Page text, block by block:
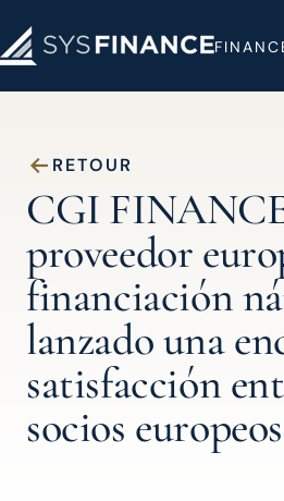
RETOUR
CGI
proveedor
financiación
lanzado una
satisfacción
socios